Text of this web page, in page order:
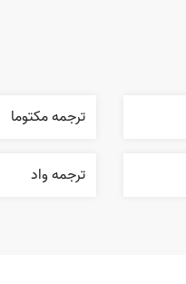
ترجمه مکتوما
ترجمه واد